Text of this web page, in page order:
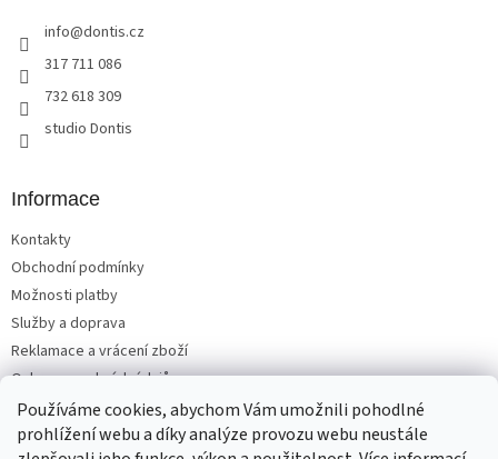
Používáme cookies, abychom Vám umožnili pohodlné
prohlížení webu a díky analýze provozu webu neustále
info@dontis.cz
317 711 086
732 618 309
studio Dontis
Informace
Kontakty
Obchodní podmínky
Možnosti platby
Služby a doprava
Reklamace a vrácení zboží
Ochrana osobních údajů